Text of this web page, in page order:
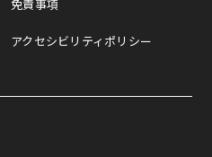
免責事項
アクセシビリティポリシー